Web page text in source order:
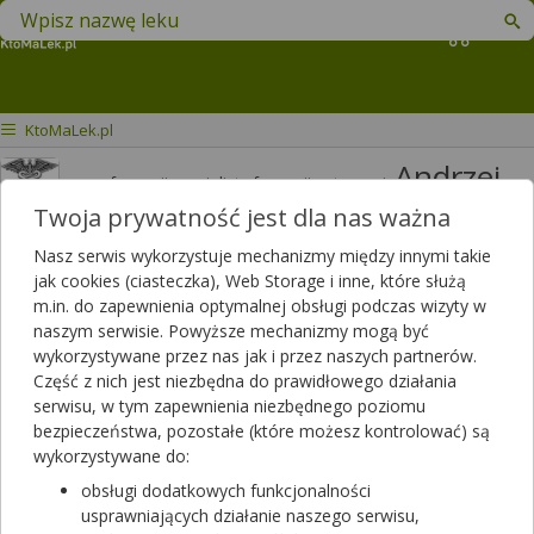
Koszyk
Znajdź lek w swojej okolicy
KtoMaLek.pl
mgr farmacji specjalista farmacji aptecznejAndrzej
Jakimiuk
Odpowiedzi
3820
Polubień
3426
Polecanych artykułów
114 Lista artykułów
APTEKA RODZINNA, Opole Lubelskie
Opole Lubelskie, LUBELSKA 13
Wyświetl numer
Zamknięta, zapraszamy jutro(08:00 - 15:00)
Twoja prywatność jest dla nas ważna
Nasz serwis wykorzystuje mechanizmy między innymi takie
jak cookies (ciasteczka), Web Storage i inne, które służą
m.in. do zapewnienia optymalnej obsługi podczas wizyty w
naszym serwisie. Powyższe mechanizmy mogą być
wykorzystywane przez nas jak i przez naszych partnerów.
Część z nich jest niezbędna do prawidłowego działania
serwisu, w tym zapewnienia niezbędnego poziomu
bezpieczeństwa, pozostałe (które możesz kontrolować) są
wykorzystywane do:
obsługi dodatkowych funkcjonalności
usprawniających działanie naszego serwisu,